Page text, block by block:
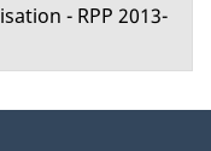
- RPP 2013-